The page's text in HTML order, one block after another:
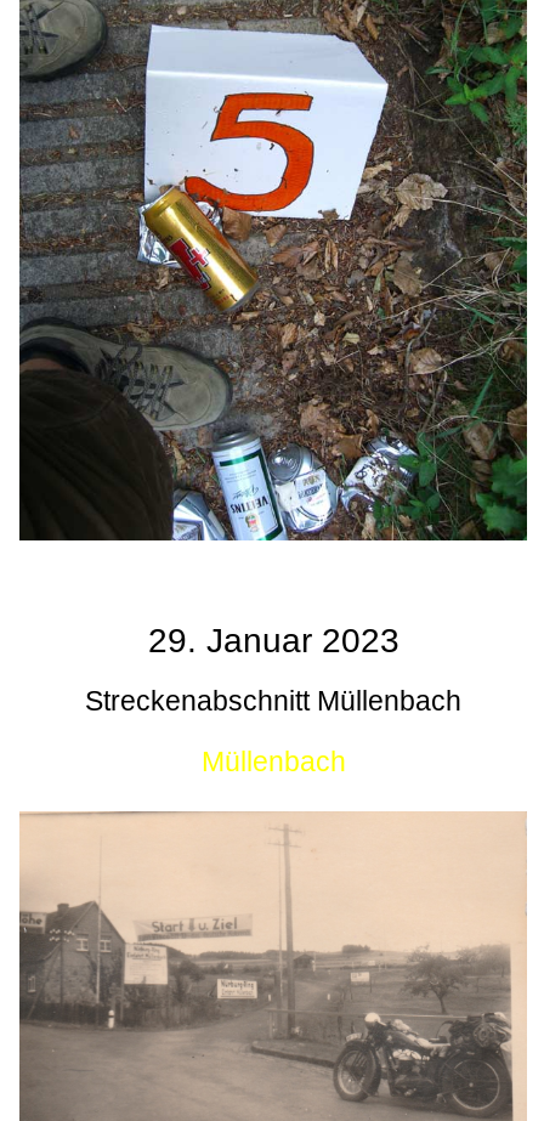
29. Januar 2023
Streckenabschnitt Müllenbach
Müllenbach